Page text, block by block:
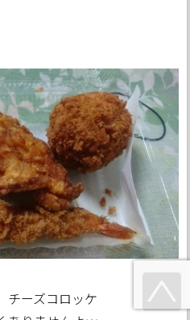
チーズコロッケ